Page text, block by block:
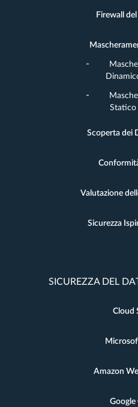
Firewall
Statico
Scoperta dei
Valutazione
Sicurezza
SICUREZZA DEL
Cloud
Amazon
Google